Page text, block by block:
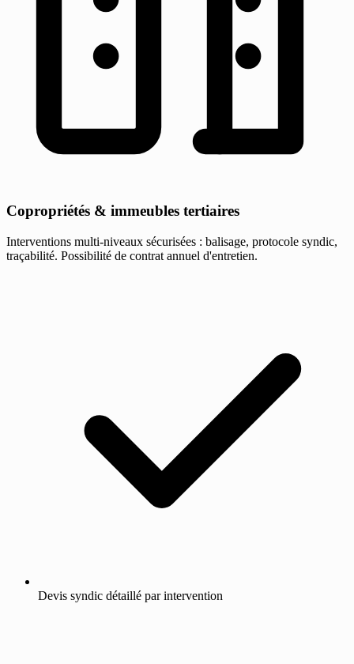
Copropriétés & immeubles tertiaires
Interventions multi-niveaux sécurisées : balisage, protocole syndic,
traçabilité. Possibilité de contrat annuel d'entretien.
Devis syndic détaillé par intervention